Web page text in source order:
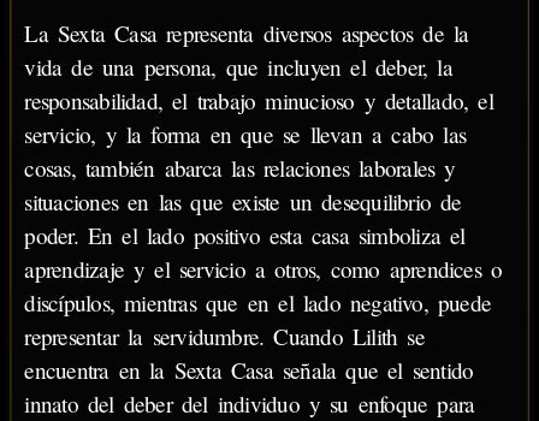
La Sexta Casa representa diversos aspectos de la
vida de una persona, que incluyen el deber, la
responsabilidad, el trabajo minucioso y detallado, el
servicio, y la forma en que se llevan a cabo las
cosas, también abarca las relaciones laborales y
situaciones en las que existe un desequilibrio de
poder. En el lado positivo esta casa simboliza el
aprendizaje y el servicio a otros, como aprendices o
discípulos, mientras que en el lado negativo, puede
representar la servidumbre. Cuando Lilith se
encuentra en la Sexta Casa señala que el sentido
innato del deber del individuo y su enfoque para